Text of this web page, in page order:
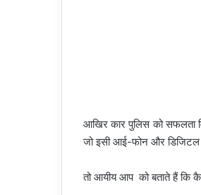
आखिर कार पुलिस को सफलता
जो इसी आई-फोन और डिजिटल
तो आयीय आप को बताते हैं कि